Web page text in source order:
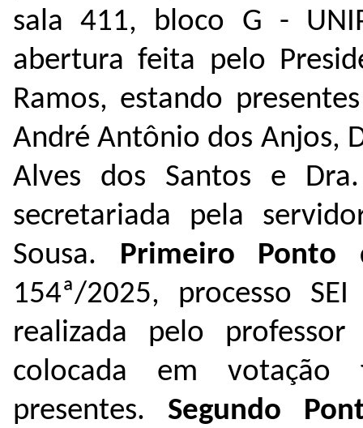
sala 411, bloco G -
abertura feita pelo
Ramos, estando
André Antônio dos Anjos,
Alves dos Santos e
secretariada pela
Sousa. Primeiro Ponto
154ª/2025, processo
realizada pelo
colocada em
presentes. Segundo